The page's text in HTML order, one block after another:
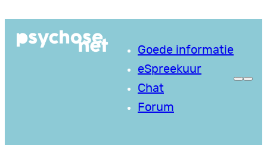
naar
Goede informatie
eSpreekuur
Chat
Forum